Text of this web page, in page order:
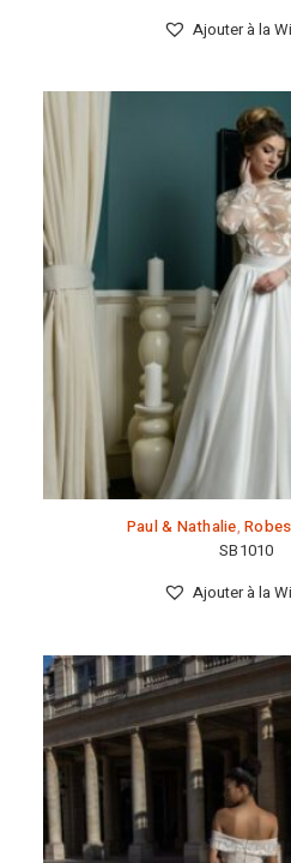
Ajouter à la
Paul & Nathalie,
SB1010
Ajouter à la